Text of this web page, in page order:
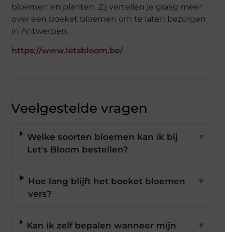
bloemen en planten. Zij vertellen je graag meer
over een boeket bloemen om te laten bezorgen
in Antwerpen.
https://www.letsbloom.be/
Veelgestelde vragen
Welke soorten bloemen kan ik bij
Let's Bloom bestellen?
▼
Hoe lang blijft het boeket bloemen
vers?
▼
Kan ik zelf bepalen wanneer mijn
▼